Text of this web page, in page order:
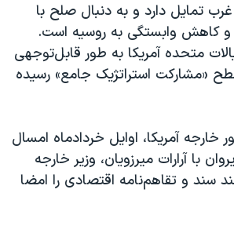
به چینتمایل دارد و به دنبال صلح با
و کاهش وابستگی به روسیه است.
متحده آمریکا به طور قابل‌توجهی
«مشارکت استراتژیک جامع» رسیده
خارجه آمریکا، اوایل خردادماه امسال
با آرارات میرزویان، وزیر خارجه
سند و تقاهم‌نامه اقتصادی را امضا